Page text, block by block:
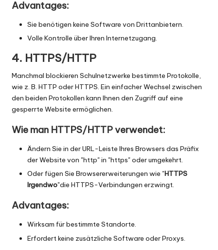
Advantages:
Sie benötigen keine Software von Drittanbietern.
Volle Kontrolle über Ihren Internetzugang.
4. HTTPS/HTTP
Manchmal blockieren Schulnetzwerke bestimmte Protokolle,
wie z. B. HTTP oder HTTPS. Ein einfacher Wechsel zwischen
den beiden Protokollen kann Ihnen den Zugriff auf eine
gesperrte Website ermöglichen.
Wie man HTTPS/HTTP verwendet:
Ändern Sie in der URL-Leiste Ihres Browsers das Präfix
der Website von "http" in "https" oder umgekehrt.
Oder fügen Sie Browsererweiterungen wie "HTTPS
Irgendwo"die HTTPS-Verbindungen erzwingt.
Advantages:
Wirksam für bestimmte Standorte.
Erfordert keine zusätzliche Software oder Proxys.